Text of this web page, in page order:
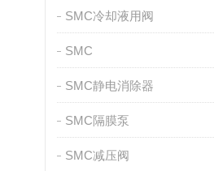
SMC冷却液用阀
SMC
SMC静电消除器
SMC隔膜泵
SMC减压阀